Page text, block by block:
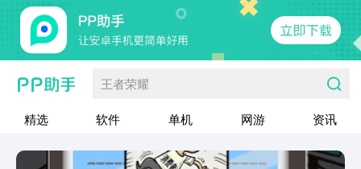
王者荣耀
精选 软件 单机 网游 资讯